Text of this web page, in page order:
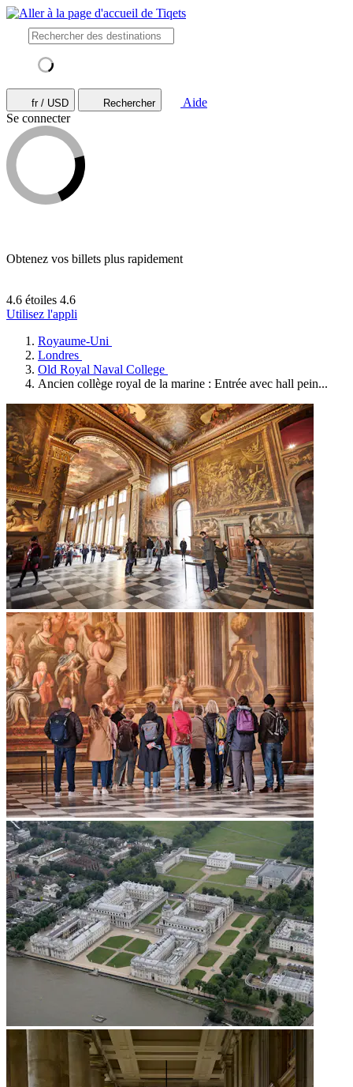
fr / USD Rechercher
Aide
Se connecter
Obtenez vos billets plus rapidement
4.6 étoiles 4.6
Utilisez l'appli
Royaume-Uni
Londres
Old Royal Naval College
Ancien collège royal de la marine : Entrée avec hall pein...